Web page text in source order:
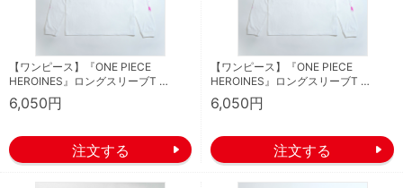
【ワンピース】『ONE PIECE
HEROINES』ロングスリーブT …
6,050円
【ワンピース】『ONE PIECE
HEROINES』ロングスリーブT …
6,050円